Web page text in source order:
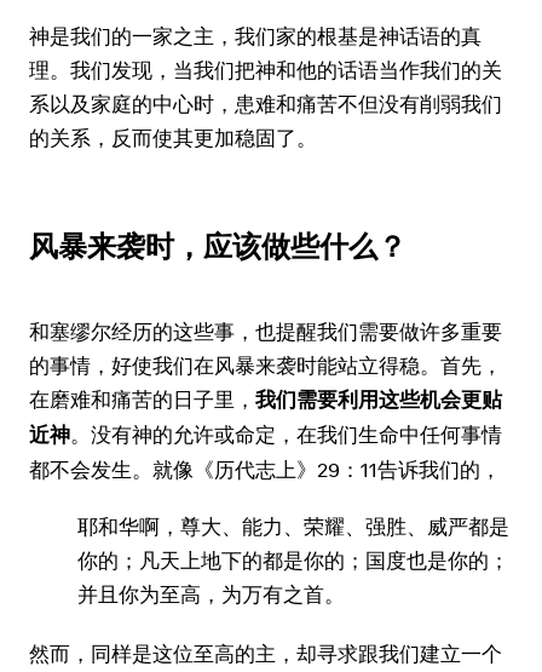
神是我们的一家之主，我们家的根基是神话语的真
理。我们发现，当我们把神和他的话语当作我们的关
系以及家庭的中心时，患难和痛苦不但没有削弱我们
的关系，反而使其更加稳固了。
风暴来袭时，应该做些什么？
和塞缪尔经历的这些事，也提醒我们需要做许多重要
的事情，好使我们在风暴来袭时能站立得稳。首先，
在磨难和痛苦的日子里， 我们需要利用这些机会更贴
近神。没有神的允许或命定，在我们生命中任何事情
都不会发生。就像《历代志上》29：11告诉我们的，
耶和华啊，尊大、能力、荣耀、强胜、威严都是
你的；凡天上地下的都是你的；国度也是你的；
并且你为至高，为万有之首。
然而，同样是这位至高的主，却寻求跟我们建立一个